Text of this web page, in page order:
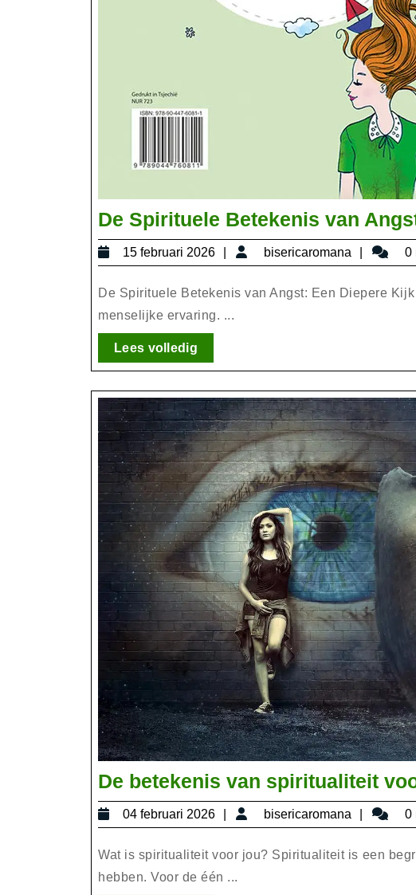
De Spirituele Betekenis van
15 februari 2026
15
februari
2026
bisericaromana 0
De Spirituele Betekenis van Angst: Een Diepere
menselijke ervaring. ...
Lees volledigLees
volledig
De betekenis van spiritualiteit
04 februari 2026
04
februari
2026
bisericaromana 0
Wat is spiritualiteit voor jou? Spiritualiteit is een
hebben. Voor de één ...